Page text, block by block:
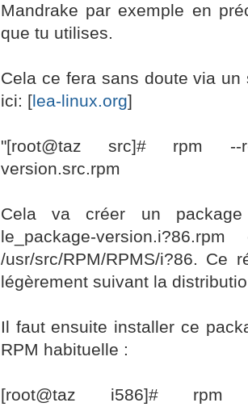
Mandrake par exemple en
que tu utilises.
Cela ce fera sans doute via
ici: [lea-linux.org]
"[root@taz src]# rpm --
version.src.rpm
Cela va créer un
le_package-
/usr/src/RPM/RPMS/i?86. Ce
légèrement suivant la
Il faut ensuite installer ce
RPM habituelle :
[root@taz i586]# rpm